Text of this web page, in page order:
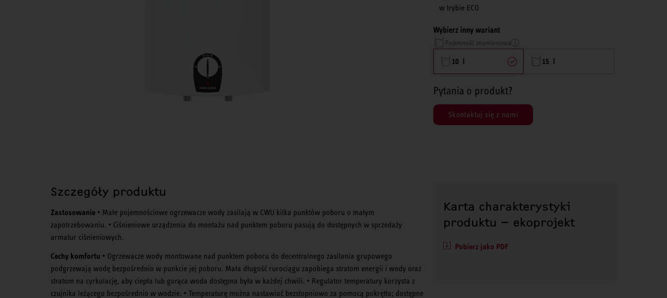
w trybie ECO
Wybierz inny wariant
Pojemność znamionowa
10 l 15 l
Pytania o produkt?
Skontaktuj się z nami
Szczegóły produktu
Zastosowanie • Małe pojemnościowe ogrzewacze wody zasilają w CWU kilka punktów poboru o małym
zapotrzebowaniu. • Ciśnieniowe urządzenia do montażu nad punktem poboru pasują do dostępnych w sprzedaży
armatur ciśnieniowych.
Cechy komfortu • Ogrzewacze wody montowane nad punktem poboru do decentralnego zasilania grupowego
podgrzewają wodę bezpośrednio w punkcie jej poboru. Mała długość rurociągu zapobiega stratom energii i wody oraz
stratom na cyrkulację, aby ciepła lub gorąca woda dostępna była w każdej chwili. • Regulator temperatury korzysta z
czujnika leżącego bezpośrednio w wodzie. • Temperaturę można nastawiać bezstopniowo za pomocą pokrętła; dostępne
Karta charakterystyki
produktu – ekoprojekt
Pobierz jako PDF